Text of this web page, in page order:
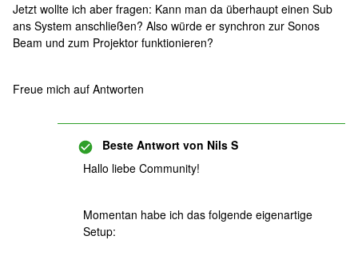
Jetzt wollte ich aber fragen: Kann man da überhaupt einen Sub
ans System anschließen? Also würde er synchron zur Sonos
Beam und zum Projektor funktionieren?
Freue mich auf Antworten
Beste Antwort von Nils S
Hallo liebe Community!
Momentan habe ich das folgende eigenartige
Setup: